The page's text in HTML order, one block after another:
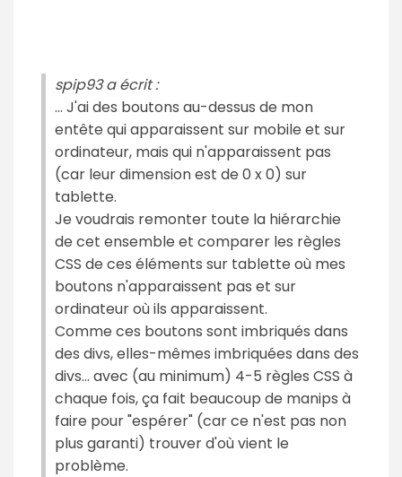
spip93 a écrit :
... J'ai des boutons au-dessus de mon
entête qui apparaissent sur mobile et sur
ordinateur, mais qui n'apparaissent pas
(car leur dimension est de 0 x 0) sur
tablette.
Je voudrais remonter toute la hiérarchie
de cet ensemble et comparer les règles
CSS de ces éléments sur tablette où mes
boutons n'apparaissent pas et sur
ordinateur où ils apparaissent.
Comme ces boutons sont imbriqués dans
des divs, elles-mêmes imbriquées dans des
divs... avec (au minimum) 4-5 règles CSS à
chaque fois, ça fait beaucoup de manips à
faire pour "espérer" (car ce n'est pas non
plus garanti) trouver d'où vient le
problème.